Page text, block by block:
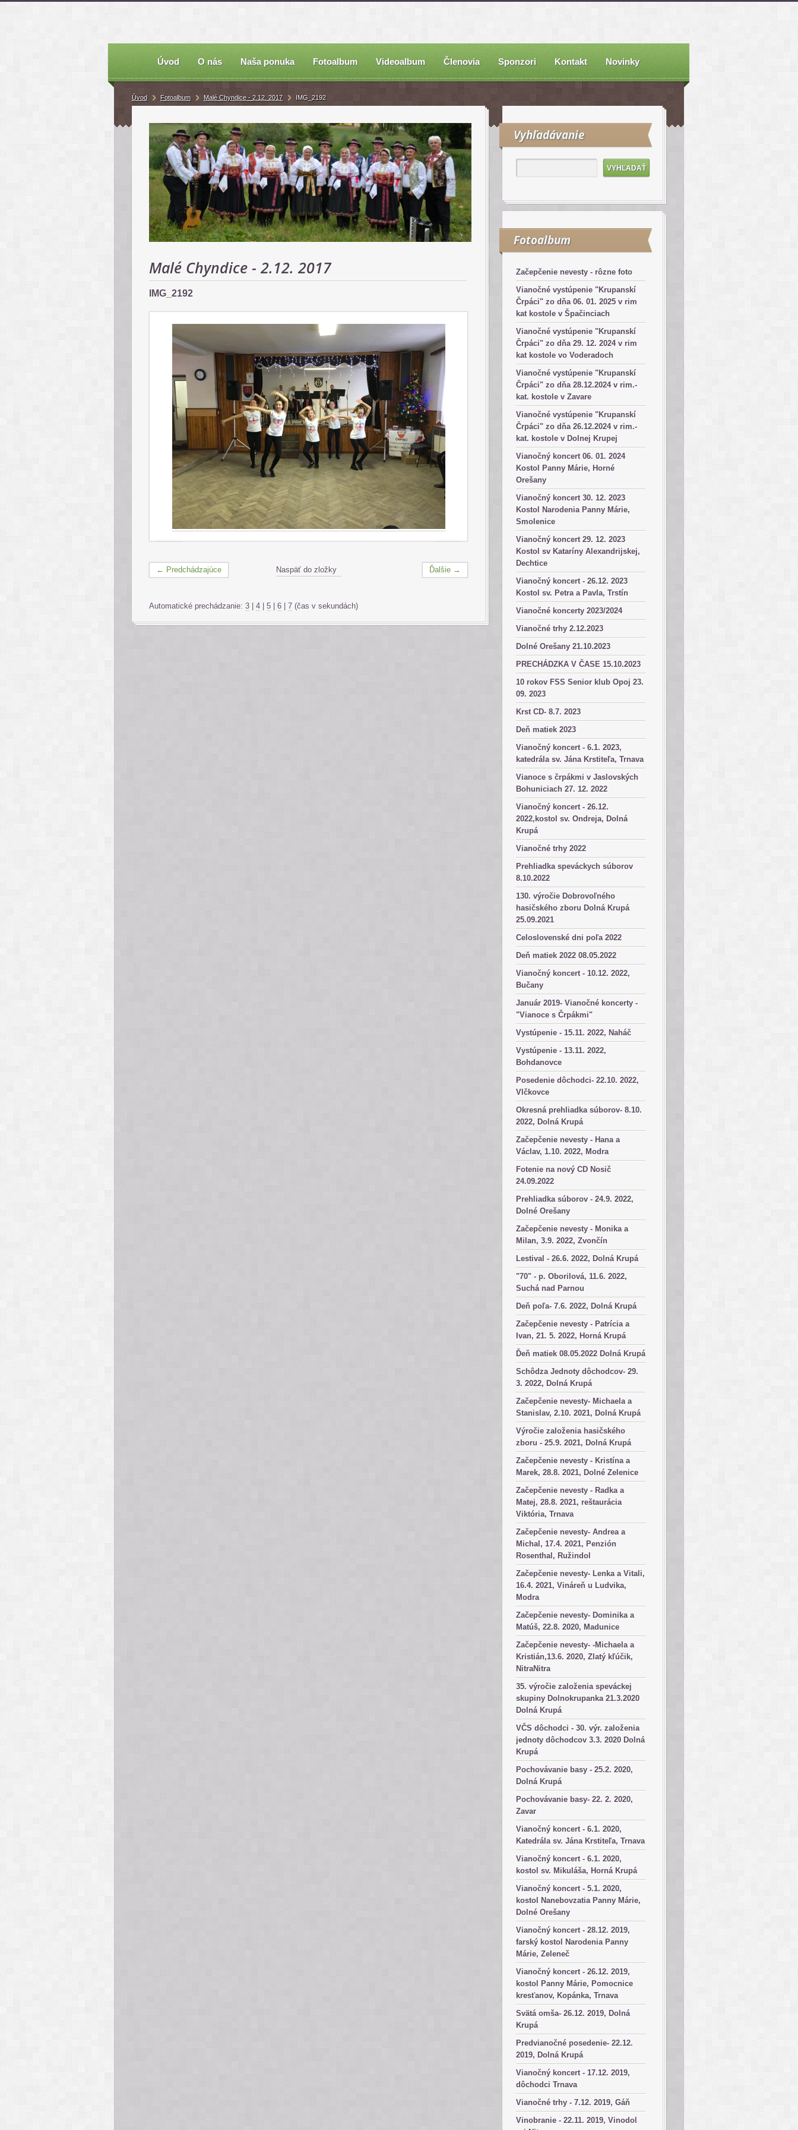
Úvod O nás Naša ponuka Fotoalbum Videoalbum Členovia Sponzori Kontakt Novinky
Vyhľadávanie
Fotoalbum
Začepčenie nevesty - rôzne foto
Vianočné vystúpenie "Krupanskí
Črpáci" zo dňa 06. 01. 2025 v rim
kat kostole v Špačinciach
Vianočné vystúpenie "Krupanskí
Črpáci" zo dňa 29. 12. 2024 v rim
kat kostole vo Voderadoch
Vianočné vystúpenie "Krupanskí
Črpáci" zo dňa 28.12.2024 v rim.-
kat. kostole v Zavare
Vianočné vystúpenie "Krupanskí
Črpáci" zo dňa 26.12.2024 v rim.-
kat. kostole v Dolnej Krupej
Vianočný koncert 06. 01. 2024
Kostol Panny Márie, Horné
Orešany
Vianočný koncert 30. 12. 2023
Kostol Narodenia Panny Márie,
Smolenice
Vianočný koncert 29. 12. 2023
Kostol sv Kataríny Alexandrijskej,
Dechtice
Vianočný koncert - 26.12. 2023
Kostol sv. Petra a Pavla, Trstín
Vianočné koncerty 2023/2024
Vianočné trhy 2.12.2023
Dolné Orešany 21.10.2023
PRECHÁDZKA V ČASE 15.10.2023
10 rokov FSS Senior klub Opoj 23.
09. 2023
Krst CD- 8.7. 2023
Deň matiek 2023
Vianočný koncert - 6.1. 2023,
katedrála sv. Jána Krstiteľa, Trnava
Vianoce s črpákmi v Jaslovských
Bohuniciach 27. 12. 2022
Vianočný koncert - 26.12.
2022,kostol sv. Ondreja, Dolná
Krupá
Vianočné trhy 2022
Prehliadka speváckych súborov
8.10.2022
130. výročie Dobrovoľného
hasičského zboru Dolná Krupá
25.09.2021
Celoslovenské dni poľa 2022
Deň matiek 2022 08.05.2022
Vianočný koncert - 10.12. 2022,
Bučany
Január 2019- Vianočné koncerty -
"Vianoce s Črpákmi"
Vystúpenie - 15.11. 2022, Naháč
Vystúpenie - 13.11. 2022,
Bohdanovce
Posedenie dôchodci- 22.10. 2022,
Vlčkovce
Okresná prehliadka súborov- 8.10.
2022, Dolná Krupá
Začepčenie nevesty - Hana a
Václav, 1.10. 2022, Modra
Fotenie na nový CD Nosič
24.09.2022
Prehliadka súborov - 24.9. 2022,
Dolné Orešany
Začepčenie nevesty - Monika a
Milan, 3.9. 2022, Zvončín
Lestival - 26.6. 2022, Dolná Krupá
"70" - p. Oborilová, 11.6. 2022,
Suchá nad Parnou
Deň poľa- 7.6. 2022, Dolná Krupá
Začepčenie nevesty - Patrícia a
Ivan, 21. 5. 2022, Horná Krupá
Ďeň matiek 08.05.2022 Dolná Krupá
Schôdza Jednoty dôchodcov- 29.
3. 2022, Dolná Krupá
Začepčenie nevesty- Michaela a
Stanislav, 2.10. 2021, Dolná Krupá
Výročie založenia hasičského
zboru - 25.9. 2021, Dolná Krupá
Začepčenie nevesty - Kristína a
Marek, 28.8. 2021, Dolné Zelenice
Začepčenie nevesty - Radka a
Matej, 28.8. 2021, reštaurácia
Viktória, Trnava
Začepčenie nevesty- Andrea a
Michal, 17.4. 2021, Penzión
Rosenthal, Ružindol
Začepčenie nevesty- Lenka a Vitali,
16.4. 2021, Vináreň u Ludvika,
Modra
Začepčenie nevesty- Dominika a
Matúš, 22.8. 2020, Madunice
Začepčenie nevesty- -Michaela a
Kristián,13.6. 2020, Zlatý kľúčik,
NitraNitra
35. výročie založenia speváckej
skupiny Dolnokrupanka 21.3.2020
Dolná Krupá
VČS dôchodci - 30. výr. založenia
jednoty dôchodcov 3.3. 2020 Dolná
Krupá
Pochovávanie basy - 25.2. 2020,
Dolná Krupá
Pochovávanie basy- 22. 2. 2020,
Zavar
Vianočný koncert - 6.1. 2020,
Katedrála sv. Jána Krstiteľa, Trnava
Vianočný koncert - 6.1. 2020,
kostol sv. Mikuláša, Horná Krupá
Vianočný koncert - 5.1. 2020,
kostol Nanebovzatia Panny Márie,
Dolné Orešany
Vianočný koncert - 28.12. 2019,
farský kostol Narodenia Panny
Márie, Zeleneč
Vianočný koncert - 26.12. 2019,
kostol Panny Márie, Pomocnice
kresťanov, Kopánka, Trnava
Svätá omša- 26.12. 2019, Dolná
Krupá
Predvianočné posedenie- 22.12.
2019, Dolná Krupá
Vianočný koncert - 17.12. 2019,
dôchodci Trnava
Vianočné trhy - 7.12. 2019, Gáň
Vinobranie - 22.11. 2019, Vinodol
Úvod Fotoalbum Malé Chyndice - 2.12. 2017 IMG_2192
Malé Chyndice - 2.12. 2017
IMG_2192
← Predchádzajúce Ďalšie →
Naspäť do zložky
Automatické prechádzanie: 3 4 5 6 7 (čas v sekundách)